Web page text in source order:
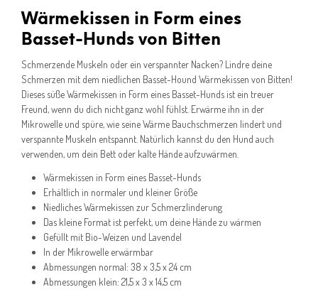
Wärmekissen in Form eines
Basset-Hunds von Bitten
Schmerzende Muskeln oder ein verspannter Nacken? Lindre deine
Schmerzen mit dem niedlichen Basset-Hound Wärmekissen von Bitten!
Dieses süße Wärmekissen in Form eines Basset-Hunds ist ein treuer
Freund, wenn du dich nicht ganz wohl fühlst. Erwärme ihn in der
Mikrowelle und spüre, wie seine Wärme Bauchschmerzen lindert und
verspannte Muskeln entspannt. Natürlich kannst du den Hund auch
verwenden, um dein Bett oder kalte Hände aufzuwärmen.
Wärmekissen in Form eines Basset-Hunds
Erhältlich in normaler und kleiner Größe
Niedliches Wärmekissen zur Schmerzlinderung
Das kleine Format ist perfekt, um deine Hände zu wärmen
Gefüllt mit Bio-Weizen und Lavendel
In der Mikrowelle erwärmbar
Abmessungen normal: 38 x 3,5 x 24 cm
Abmessungen klein: 21,5 x 3 x 14,5 cm